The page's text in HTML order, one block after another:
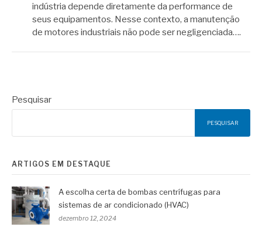
indústria depende diretamente da performance de
seus equipamentos. Nesse contexto, a manutenção
de motores industriais não pode ser negligenciada….
Pesquisar
PESQUISAR
ARTIGOS EM DESTAQUE
A escolha certa de bombas centrífugas para
sistemas de ar condicionado (HVAC)
dezembro 12, 2024